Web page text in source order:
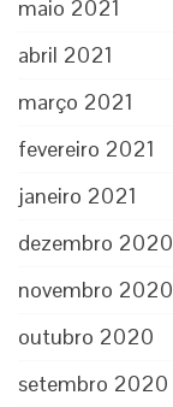
maio 2021
abril 2021
março 2021
fevereiro 2021
janeiro 2021
dezembro 2020
novembro 2020
outubro 2020
setembro 2020